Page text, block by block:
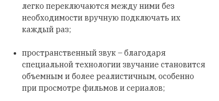
легко переключаются между ними без
необходимости вручную подключать их
каждый раз;
пространственный звук – благодаря
специальной технологии звучание становится
объемным и более реалистичным, особенно
при просмотре фильмов и сериалов;